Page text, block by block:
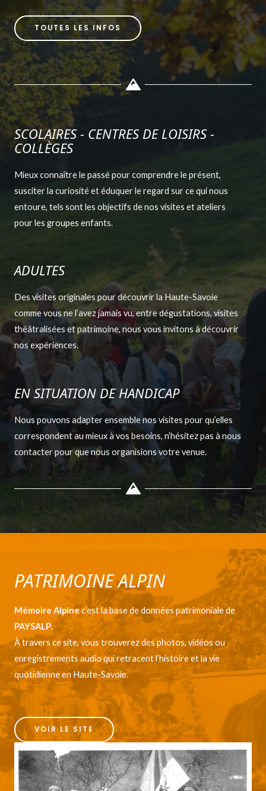
TOUTES LES INFOS
SCOLAIRES - CENTRES DE LOISIRS -
COLLÈGES
Mieux connaître le passé pour comprendre le présent,
susciter la curiosité et éduquer le regard sur ce qui nous
entoure, tels sont les objectifs de nos visites et ateliers
pour les groupes enfants.
ADULTES
Des visites originales pour découvrir la Haute-Savoie
comme vous ne l’avez jamais vu, entre dégustations, visites
théâtralisées et patrimoine, nous vous invitons à découvrir
nos expériences.
EN SITUATION DE HANDICAP
Nous pouvons adapter ensemble nos visites pour qu’elles
correspondent au mieux à vos besoins, n’hésitez pas à nous
contacter pour que nous organisions votre venue.
PATRIMOINE ALPIN
Mémoire Alpinec’est la base de données patrimoniale de
PAYSALP.
À travers ce site, vous trouverez des photos, vidéos ou
enregistrements audio qui retracent l’histoire et la vie
quotidienne en Haute-Savoie.
VOIR LE SITE